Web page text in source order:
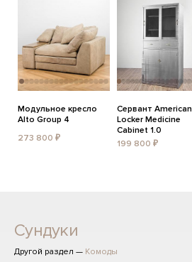
Модульное кресло
Alto Group 4
273 800 ₽
Сервант American
Locker Medicine
Cabinet 1.0
199 800 ₽
Сундуки
Другой раздел — Комоды